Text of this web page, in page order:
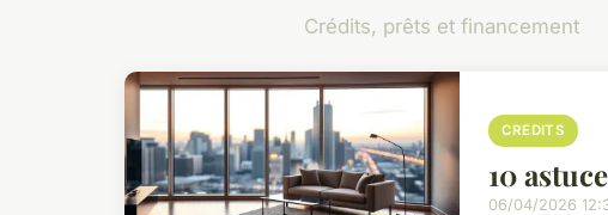
Crédits, prêts et financement
CREDITS
10
06/04/2026